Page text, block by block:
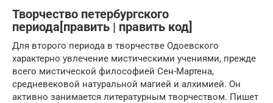
Творчество петербургского
периода[править | править код]
Для второго периода в творчестве Одоевского
характерно увлечение мистическими учениями, прежде
всего мистической философией Сен-Мартена,
средневековой натуральной магией и алхимией. Он
активно занимается литературным творчеством. Пишет